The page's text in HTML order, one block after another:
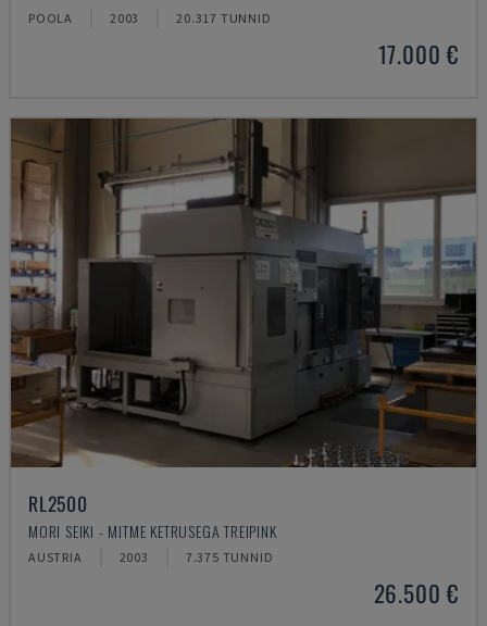
POOLA 2003 20.317 TUNNID
17.000 €
RL2500
MORI SEIKI - MITME KETRUSEGA TREIPINK
AUSTRIA 2003 7.375 TUNNID
26.500 €